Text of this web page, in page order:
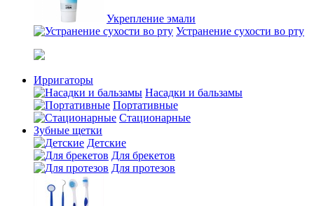
Укрепление эмали
Устранение сухости во рту
Ирригаторы
Насадки и бальзамы
Портативные
Стационарные
Зубные щетки
Детские
Для брекетов
Для протезов